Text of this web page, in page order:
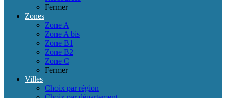
Fermer
Zones
Zone A
Zone A bis
Zone B1
Zone B2
Zone C
Fermer
Villes
Choix par région